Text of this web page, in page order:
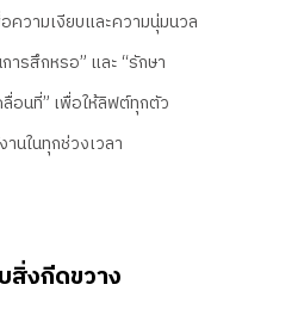
อความเงียบและความนุ่มนวล
รสึกหรอ” และ “รักษา
อนที่” เพื่อให้ลิฟต์ทุกตัว
นในทุกช่วงเวลา
สิ่งกีดขวาง